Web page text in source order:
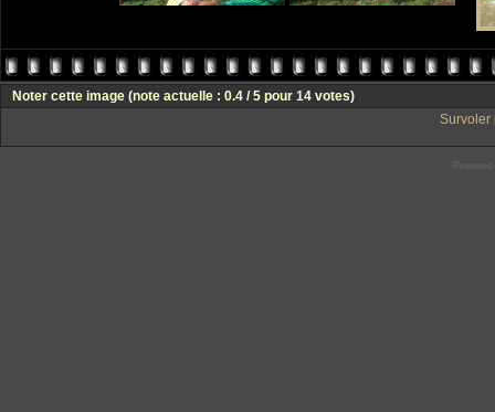
Noter cette image (note actuelle : 0.4 / 5 pour 14 votes)
Survoler